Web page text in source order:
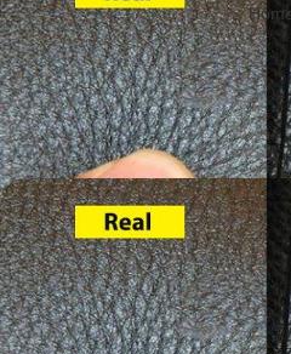
و مصنوعی به زبان
On